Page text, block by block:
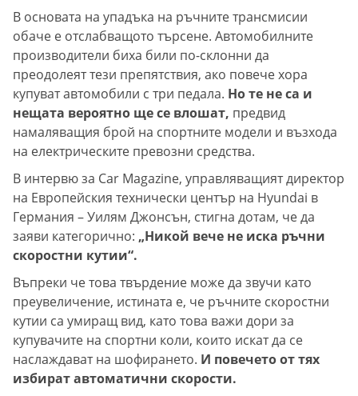
В основата на упадъка на ръчните трансмисии
обаче е отслабващото търсене. Автомобилните
производители биха били по-склонни да
преодолеят тези препятствия, ако повече хора
купуват автомобили с три педала. Но те не са и
нещата вероятно ще се влошат, предвид
намаляващия брой на спортните модели и възхода
на електрическите превозни средства.
В интервю за Car Magazine, управляващият директор
на Европейския технически център на Hyundai в
Германия – Уилям Джонсън, стигна дотам, че да
заяви категорично: „Никой вече не иска ръчни
скоростни кутии“.
Въпреки че това твърдение може да звучи като
преувеличение, истината е, че ръчните скоростни
кутии са умиращ вид, като това важи дори за
купувачите на спортни коли, които искат да се
наслаждават на шофирането. И повечето от тях
избират автоматични скорости.